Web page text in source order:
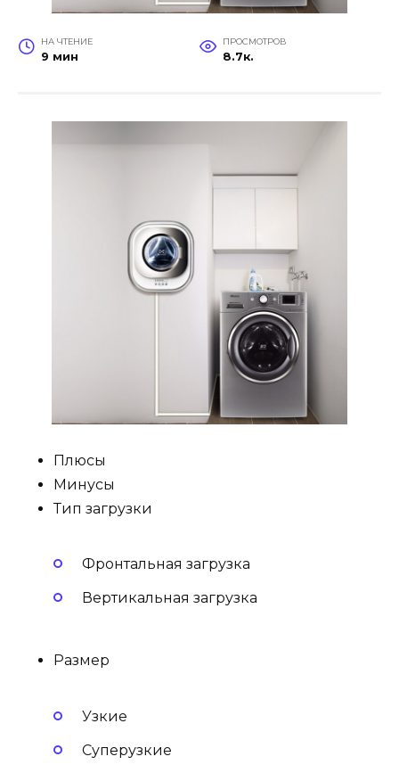
НА ЧТЕНИЕ
9 мин
ПРОСМОТРОВ
8.7к.
Плюсы
Минусы
Тип загрузки
Фронтальная загрузка
Вертикальная загрузка
Размер
Узкие
Суперузкие